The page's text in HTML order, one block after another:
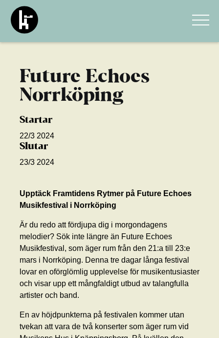
Future Echoes
Norrköping
Startar
22/3 2024
Slutar
23/3 2024
Upptäck Framtidens Rytmer på Future Echoes
Musikfestival i Norrköping
Är du redo att fördjupa dig i morgondagens
melodier? Sök inte längre än Future Echoes
Musikfestival, som äger rum från den 21:a till 23:e
mars i Norrköping. Denna tre dagar långa festival
lovar en oförglömlig upplevelse för musikentusiaster
och visar upp ett mångfaldigt utbud av talangfulla
artister och band.
En av höjdpunkterna på festivalen kommer utan
tvekan att vara de två konserter som äger rum vid